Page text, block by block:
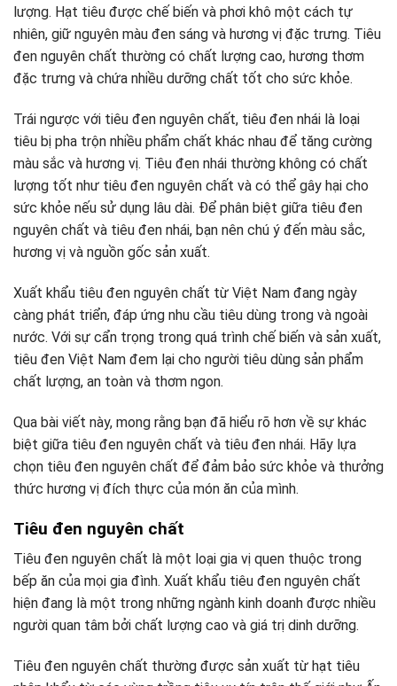
lượng. Hạt tiêu được chế biến và phơi khô một cách tự
nhiên, giữ nguyên màu đen sáng và hương vị đặc trưng. Tiêu
đen nguyên chất thường có chất lượng cao, hương thơm
đặc trưng và chứa nhiều dưỡng chất tốt cho sức khỏe.
Trái ngược với tiêu đen nguyên chất, tiêu đen nhái là loại
tiêu bị pha trộn nhiều phẩm chất khác nhau để tăng cường
màu sắc và hương vị. Tiêu đen nhái thường không có chất
lượng tốt như tiêu đen nguyên chất và có thể gây hại cho
sức khỏe nếu sử dụng lâu dài. Để phân biệt giữa tiêu đen
nguyên chất và tiêu đen nhái, bạn nên chú ý đến màu sắc,
hương vị và nguồn gốc sản xuất.
Xuất khẩu tiêu đen nguyên chất từ Việt Nam đang ngày
càng phát triển, đáp ứng nhu cầu tiêu dùng trong và ngoài
nước. Với sự cẩn trọng trong quá trình chế biến và sản xuất,
tiêu đen Việt Nam đem lại cho người tiêu dùng sản phẩm
chất lượng, an toàn và thơm ngon.
Qua bài viết này, mong rằng bạn đã hiểu rõ hơn về sự khác
biệt giữa tiêu đen nguyên chất và tiêu đen nhái. Hãy lựa
chọn tiêu đen nguyên chất để đảm bảo sức khỏe và thưởng
thức hương vị đích thực của món ăn của mình.
Tiêu đen nguyên chất
Tiêu đen nguyên chất là một loại gia vị quen thuộc trong
bếp ăn của mọi gia đình. Xuất khẩu tiêu đen nguyên chất
hiện đang là một trong những ngành kinh doanh được nhiều
người quan tâm bởi chất lượng cao và giá trị dinh dưỡng.
Tiêu đen nguyên chất thường được sản xuất từ hạt tiêu